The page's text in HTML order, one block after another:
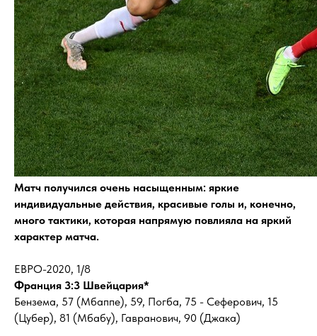
Матч получился очень насыщенным: яркие
индивидуальные действия, красивые голы и, конечно,
много тактики, которая напрямую повлияла на яркий
характер матча.
ЕВРО-2020, 1/8
Франция 3:3 Швейцария*
Бензема, 57 (Мбаппе), 59, Погба, 75 - Сеферович, 15
(Цубер), 81 (Мбабу), Гавранович, 90 (Джака)